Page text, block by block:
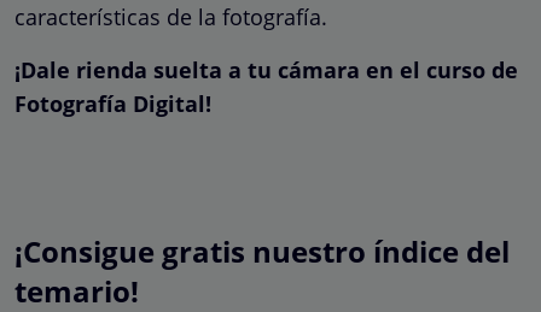
características de la fotografía.
¡Dale rienda suelta a tu cámara en el curso de
Fotografía Digital!
¡Consigue gratis nuestro índice del
temario!